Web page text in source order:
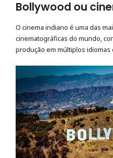
Bollywood ou
O cinema indiano é uma das
cinematográficas do mundo,
produção em múltiplos idiomas